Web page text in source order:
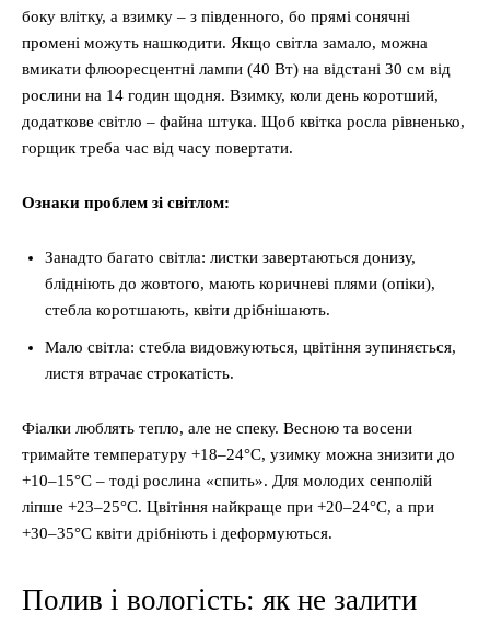
боку влітку, а взимку – з південного, бо прямі сонячні
промені можуть нашкодити. Якщо світла замало, можна
вмикати флюоресцентні лампи (40 Вт) на відстані 30 см від
рослини на 14 годин щодня. Взимку, коли день коротший,
додаткове світло – файна штука. Щоб квітка росла рівненько,
горщик треба час від часу повертати.
Ознаки проблем зі світлом:
Занадто багато світла: листки завертаються донизу,
блідніють до жовтого, мають коричневі плями (опіки),
стебла коротшають, квіти дрібнішають.
Мало світла: стебла видовжуються, цвітіння зупиняється,
листя втрачає строкатість.
Фіалки люблять тепло, але не спеку. Весною та восени
тримайте температуру +18–24°C, узимку можна знизити до
+10–15°C – тоді рослина «спить». Для молодих сенполій
ліпше +23–25°C. Цвітіння найкраще при +20–24°C, а при
+30–35°C квіти дрібніють і деформуються.
Полив і вологість: як не залити